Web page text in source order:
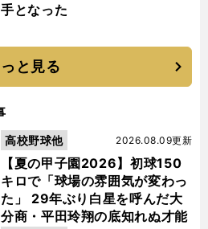
手となった
と見る
【夏の甲子園2026】初球150
キロで「球場の雰囲気が変わっ
た」 29年ぶり白星を呼んだ大
分商・平田玲翔の底知れぬ才能
2026.08.09更新
高校野球他